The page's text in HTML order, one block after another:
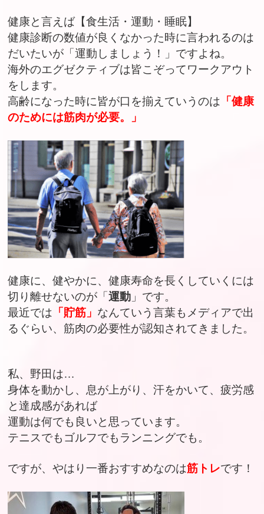
健康と言えば【食生活・運動・睡眠】
健康診断の数値が良くなかった時に言われるのは
だいたいが「運動しましょう！」ですよね。
海外のエグゼクティブは皆こぞってワークアウト
をします。
高齢になった時に皆が口を揃えていうのは 「健康
のためには筋肉が必要。」
健康に、健やかに、健康寿命を長くしていくには
切り離せないのが「運動 」です。
最近では 「貯筋」 なんていう言葉もメディアで出
るぐらい、筋肉の必要性が認知されてきました。
私、野田は…
身体を動かし、息が上がり、汗をかいて、疲労感
と達成感があれば
運動は何でも良いと思っています。
テニスでもゴルフでもランニングでも。
ですが、やはり一番おすすめなのは筋トレです！